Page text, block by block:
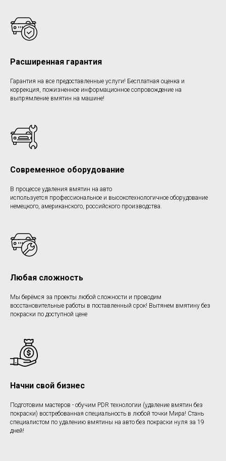
Расширенная гарантия
Гарантия на все предоставленные услуги! Бесплатная оценка и
коррекция, пожизненное информационное сопровождение на
выпрямление вмятин на машине!
Современное оборудование
В процессе удаления вмятин на авто
используется профессиональное и высокотехнологичное оборудование
немецкого, американского, российского производства.
Любая сложность
Мы берёмся за проекты любой сложности и проводим
восстановительные работы в поставленный срок! Вытянем вмятину без
покраски по доступной цене
Начни свой бизнес
Подготовим мастеров - обучим PDR технологии (удаление вмятин без
покраски) востребованная специальность в любой точки Мира! Стань
специалистом по удалению вмятины на авто без покраски нуля за 19
дней!